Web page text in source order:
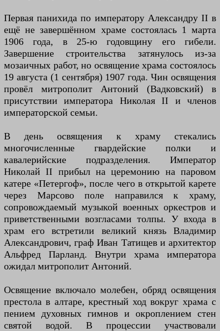
Первая панихида по императору Александру II в
ещё не завершённом храме состоялась 1 марта
1906 года, в 25-ю годовщину его гибели.
Завершение строительства затянулось из-за
мозаичных работ, но освящение храма состоялось
19 августа (1 сентября) 1907 года. Чин освящения
провёл митрополит Антоний (Вадковский) в
присутствии императора Николая II и членов
императорской семьи.
В день освящения к храму стекались
многочисленные гвардейские полки и
кавалерийские подразделения. Император
Николай II прибыл на церемонию на паровом
катере «Петергоф», после чего в открытой карете
через Марсово поле направился к храму,
сопровождаемый музыкой военных оркестров и
приветственными возгласами толпы. У входа в
храм его встретили великий князь Владимир
Александрович, граф Иван Татищев и архитектор
Альфред Парланд. Внутри храма императора
ожидал митрополит Антоний.
Освящение включало молебен, обряд освящения
престола в алтаре, крестный ход вокруг храма с
пением духовных гимнов и окроплением стен
святой водой. В процессии участвовали